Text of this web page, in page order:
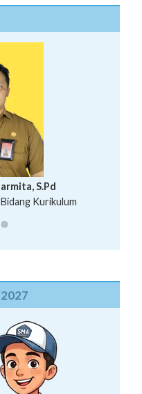
S.Pd.
S.Pd
Kurikulum
S.Pd., M.Sn
S.Pd.